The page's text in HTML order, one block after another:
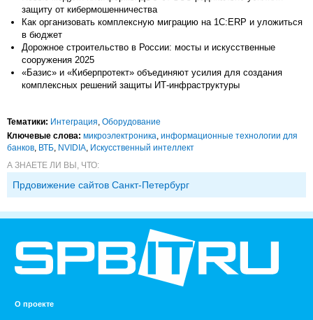
защиту от кибермошенничества
Как организовать комплексную миграцию на 1С:ERP и уложиться
в бюджет
Дорожное строительство в России: мосты и искусственные
сооружения 2025
«Базис» и «Киберпротект» объединяют усилия для создания
комплексных решений защиты ИТ-инфраструктуры
Тематики: Интеграция, Оборудование
Ключевые слова: микроэлектроника, информационные технологии для
банков, ВТБ, NVIDIA, Искусственный интеллект
А ЗНАЕТЕ ЛИ ВЫ, ЧТО:
Прдовижение сайтов Санкт-Петербург
О проекте